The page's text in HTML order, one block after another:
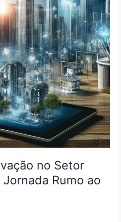
no Setor
Rumo ao